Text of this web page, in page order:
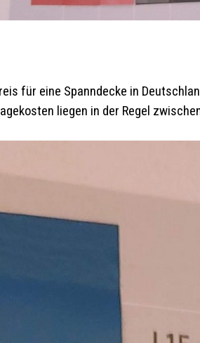
für eine Spanndecke in
liegen in der Regel